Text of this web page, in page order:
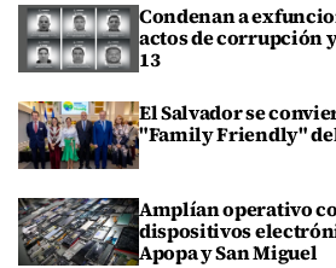
Condenan a
actos de corrupción
13
El Salvador se
"Family Friendly"
Amplían operativo
dispositivos
Apopa y San Miguel